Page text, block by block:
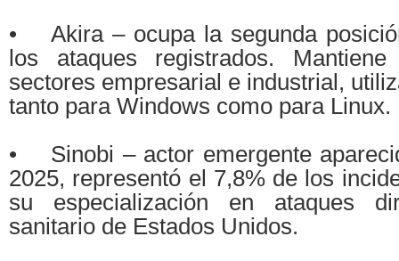
• Akira – ocupa la segunda
los ataques registrados.
sectores empresarial e industrial,
tanto para Windows como para Linux.
• Sinobi – actor emergente
2025, representó el 7,8% de los
su especialización en ataques
sanitario de Estados Unidos.